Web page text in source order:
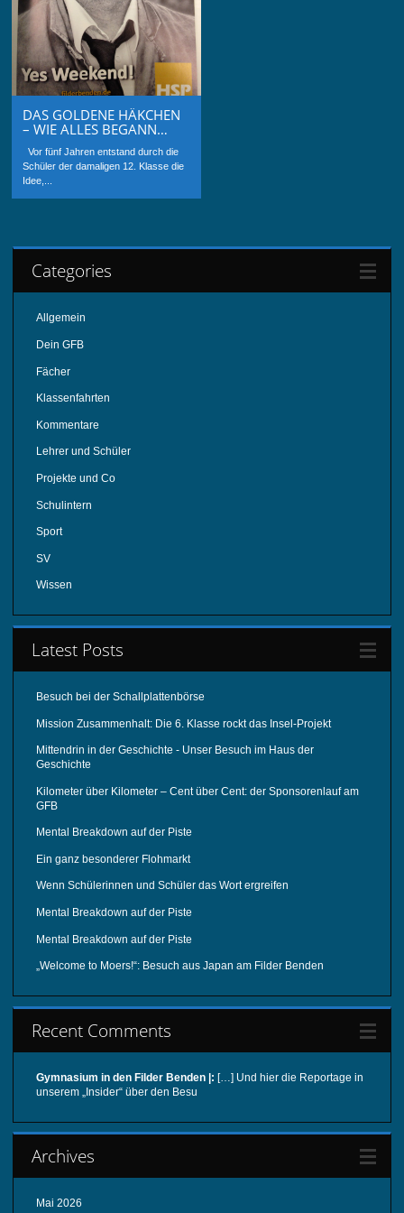
DAS GOLDENE HÄKCHEN
– WIE ALLES BEGANN…
Vor fünf Jahren entstand durch die
Schüler der damaligen 12. Klasse die
Idee,...
Categories
Allgemein
Dein GFB
Fächer
Klassenfahrten
Kommentare
Lehrer und Schüler
Projekte und Co
Schulintern
Sport
SV
Wissen
Latest Posts
Besuch bei der Schallplattenbörse
Mission Zusammenhalt: Die 6. Klasse rockt das Insel-Projekt
Mittendrin in der Geschichte - Unser Besuch im Haus der
Geschichte
Kilometer über Kilometer – Cent über Cent: der Sponsorenlauf am
GFB
Mental Breakdown auf der Piste
Ein ganz besonderer Flohmarkt
Wenn Schülerinnen und Schüler das Wort ergreifen
Mental Breakdown auf der Piste
Mental Breakdown auf der Piste
„Welcome to Moers!“: Besuch aus Japan am Filder Benden
Recent Comments
Gymnasium in den Filder Benden |: […] Und hier die Reportage in
unserem „Insider“ über den Besu
Archives
Mai 2026